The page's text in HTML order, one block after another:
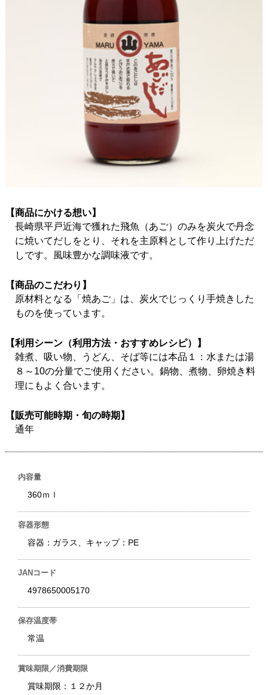
【商品にかける想い】
長崎県平戸近海で獲れた飛魚（あご）のみを炭火で丹念
に焼いてだしをとり、それを主原料として作り上げただ
しです。風味豊かな調味液です。
【商品のこだわり】
原材料となる「焼あご」は、炭火でじっくり手焼きした
ものを使っています。
【利用シーン（利用方法・おすすめレシピ）】
雑煮、吸い物、うどん、そば等には本品１：水または湯
８～10の分量でご使用ください。鍋物、煮物、卵焼き料
理にもよく合います。
【販売可能時期・旬の時期】
通年
内容量
360ｍｌ
容器形態
容器：ガラス、キャップ：PE
JANコード
4978650005170
保存温度帯
常温
賞味期限／消費期限
賞味期限：１２か月